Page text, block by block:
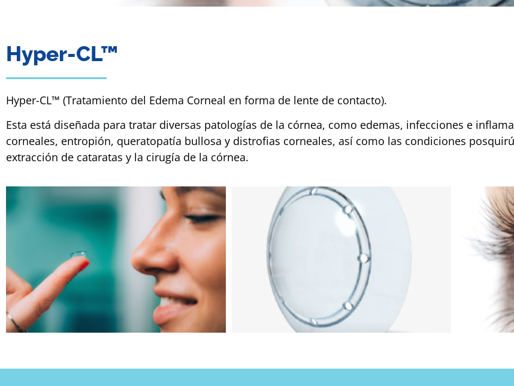
Hyper-CL™
Hyper-CL™ (Tratamiento del Edema Corneal en forma de lente de contacto).
Esta está diseñada para tratar diversas patologías de la córnea, como edemas, infecciones e
corneales, entropión, queratopatía bullosa y distrofias corneales, así como las condiciones
extracción de cataratas y la cirugía de la córnea.